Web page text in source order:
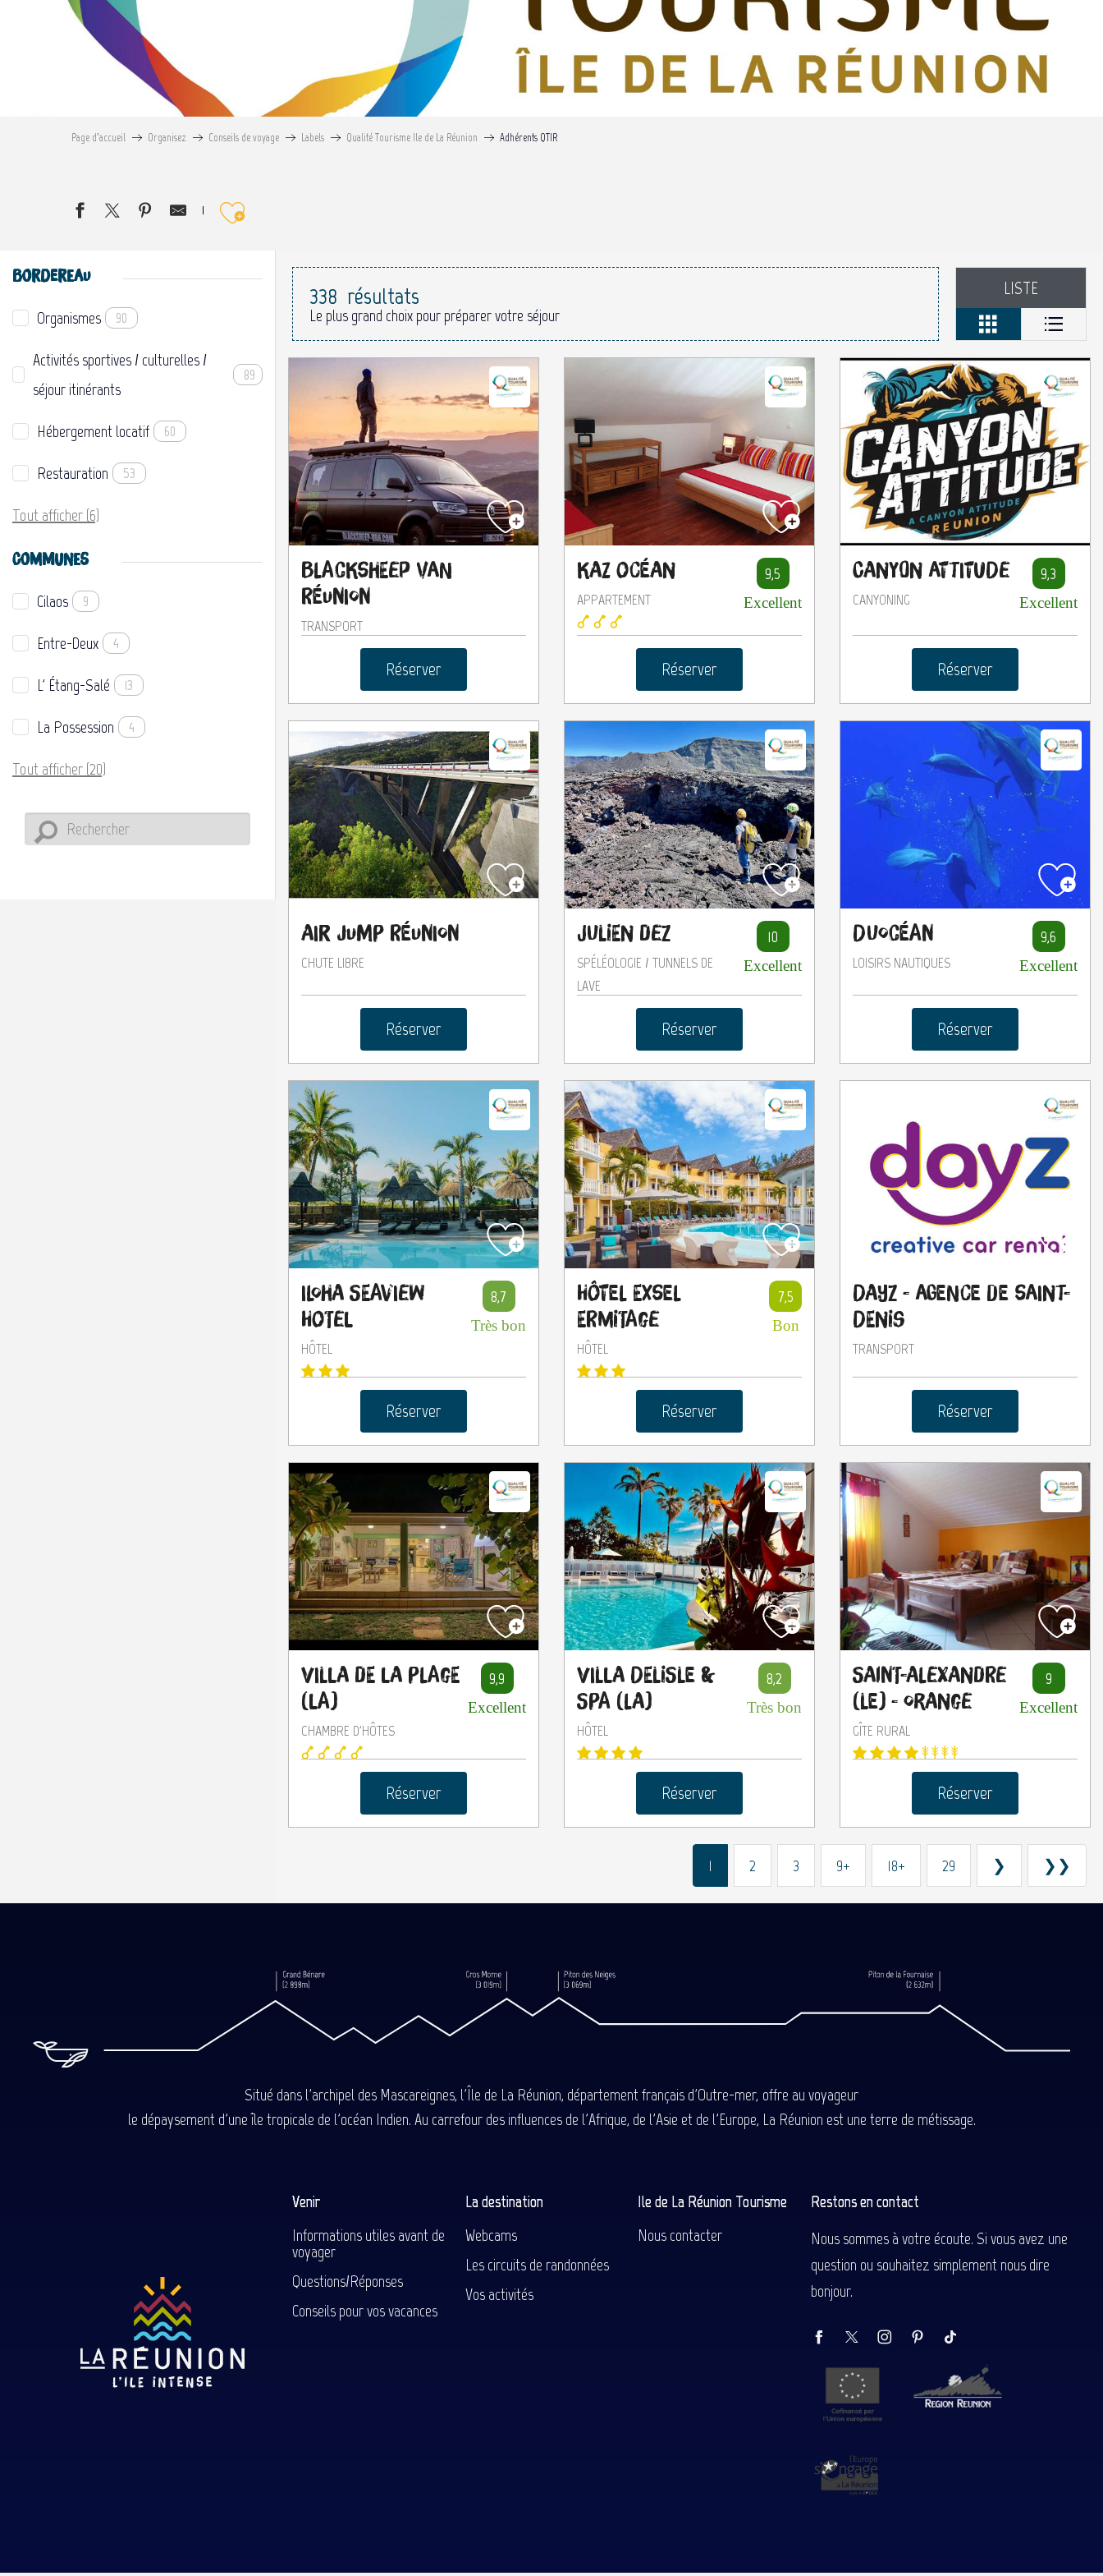
Page d’accueil Organisez Conseils de voyage Labels Qualité Tourisme Ile de La Réunion Adhérents QTIR
BORDEREAU
Organismes 90
Activités sportives / culturelles /
séjour itinérants
89
Hébergement locatif 60
Restauration 53
Tout afficher (6)
COMMUNES
Cilaos 9
Entre-Deux 4
L' Étang-Salé 13
La Possession 4
Tout afficher (20)
338 résultats
Le plus grand choix pour préparer votre séjour
LISTE
Blacksheep Van
Réunion
TRANSPORT
Réserver
Kaz Océan
APPARTEMENT
9,5
Excellent
Réserver
Canyon Attitude
CANYONING
9,3
Excellent
Réserver
Air Jump Réunion
CHUTE LIBRE
Réserver
Julien Dez
SPÉLÉOLOGIE / TUNNELS DE
LAVE
10
Excellent
Réserver
Duocéan
LOISIRS NAUTIQUES
9,6
Excellent
Réserver
Iloha Seaview
Hotel
HÔTEL
8,7
Très bon
Réserver
Hôtel Exsel
Ermitage
HÔTEL
7,5
Bon
Réserver
Dayz - Agence de Saint-
Denis
TRANSPORT
Réserver
Villa de la Plage
(La)
CHAMBRE D'HÔTES
9,9
Excellent
Réserver
Villa Delisle &
Spa (La)
HÔTEL
8,2
Très bon
Réserver
Saint-Alexandre
(Le) - Orange
GÎTE RURAL
9
Excellent
Réserver
1 2 3 9+ 18+ 29 ❯ ❯❯
Situé dans l'archipel des Mascareignes, l'Île de La Réunion, département français d'Outre-mer, offre au voyageur
le dépaysement d'une île tropicale de l'océan Indien. Au carrefour des influences de l'Afrique, de l'Asie et de l'Europe, La Réunion est une terre de métissage.
Venir
Informations utiles avant de
voyager
Questions/Réponses
Conseils pour vos vacances
La destination
Webcams
Les circuits de randonnées
Vos activités
Ile de La Réunion Tourisme
Nous contacter
Restons en contact
Nous sommes à votre écoute. Si vous avez une
question ou souhaitez simplement nous dire
bonjour.